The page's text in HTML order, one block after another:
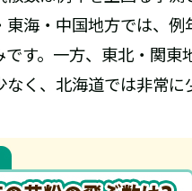
東海・中国地方では、
です。一方、東北・関東
く、北海道では非常に